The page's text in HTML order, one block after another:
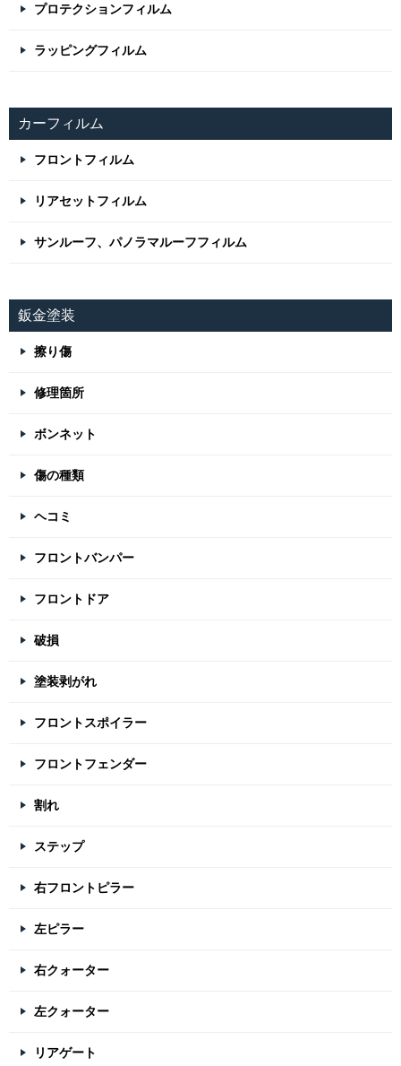
プロテクションフィルム
ラッピングフィルム
カーフィルム
フロントフィルム
リアセットフィルム
サンルーフ、パノラマルーフフィルム
鈑金塗装
擦り傷
修理箇所
ボンネット
傷の種類
ヘコミ
フロントバンパー
フロントドア
破損
塗装剥がれ
フロントスポイラー
フロントフェンダー
割れ
ステップ
右フロントピラー
左ピラー
右クォーター
左クォーター
リアゲート